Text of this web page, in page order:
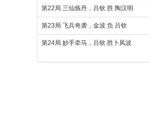
第22局 三仙炼丹，吕钦 胜 陶汉明
第23局 飞兵奇袭，金波 负 吕钦
第24局 妙手牵马，吕钦 胜卜凤波